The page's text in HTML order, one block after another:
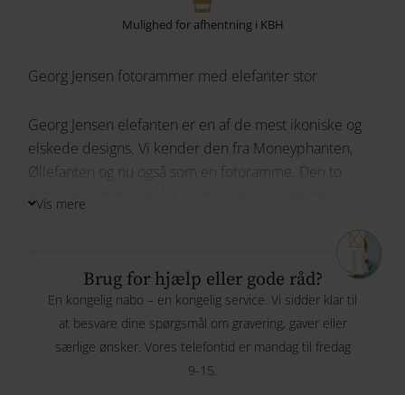
294
Mulighed for afhentning i KBH
Indtast din tekst her Her skriver du hvad du ønsker vi skal
Specielle ønsker til gravering
Er der noget vi skal være
opmærksom på, ønsker eller andet? Så kan du skrive det her
Georg
fotoramme
med
antal
Georg Jensen fotorammer med elefanter stor
Georg Jensen elefanten er en af de mest ikoniske og
elskede designs. Vi kender den fra Moneyphanten,
Øllefanten og nu også som en fotoramme. Den to
ikoniske elefante finder du hvor den holder den
Royal Gravering kan du gratis personaliser denne
smukke Georg Jensen ramme ved at få graveret et
navn på den ene elefant og måske en dato på den
anden Georg Jensen elefant.
Denne smukke elefant, der er lavet af sølv og andre
luksuriøse materialer, er en vidunderlig tilføjelse til
Vis mere
Brug for hjælp eller gode råd?
En kongelig nabo – en kongelig service. Vi sidder klar til
at besvare dine spørgsmål om gravering, gaver eller
særlige ønsker. Vores telefontid er mandag til fredag
9-15.